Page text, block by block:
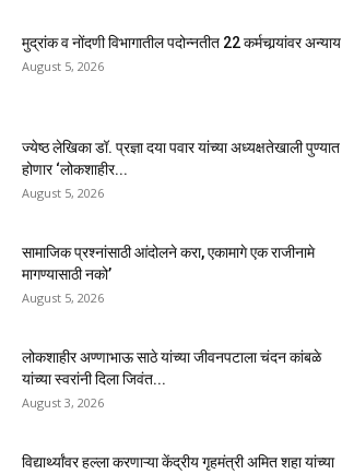
मुद्रांक व नोंदणी विभागातील पदोन्नतीत 22 कर्मचार्‍यांवर अन्याय
August 5, 2026
ज्येष्ठ लेखिका डॉ. प्रज्ञा दया पवार यांच्या अध्यक्षतेखाली पुण्यात
होणार ‘लोकशाहीर...
August 5, 2026
सामाजिक प्रश्नांसाठी आंदोलने करा, एकामागे एक राजीनामे
मागण्यासाठी नको’
August 5, 2026
लोकशाहीर अण्णाभाऊ साठे यांच्या जीवनपटाला चंदन कांबळे
यांच्या स्वरांनी दिला जिवंत...
August 3, 2026
विद्यार्थ्यांवर हल्ला करणाऱ्या केंद्रीय गृहमंत्री अमित शहा यांच्या